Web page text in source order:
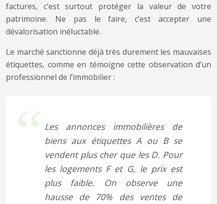
factures, c’est surtout protéger la valeur de votre
patrimoine. Ne pas le faire, c’est accepter une
dévalorisation inéluctable.
Le marché sanctionne déjà très durement les mauvaises
étiquettes, comme en témoigne cette observation d’un
professionnel de l’immobilier :
Les annonces immobilières de
biens aux étiquettes A ou B se
vendent plus cher que les D. Pour
les logements F et G, le prix est
plus faible. On observe une
hausse de 70% des ventes de